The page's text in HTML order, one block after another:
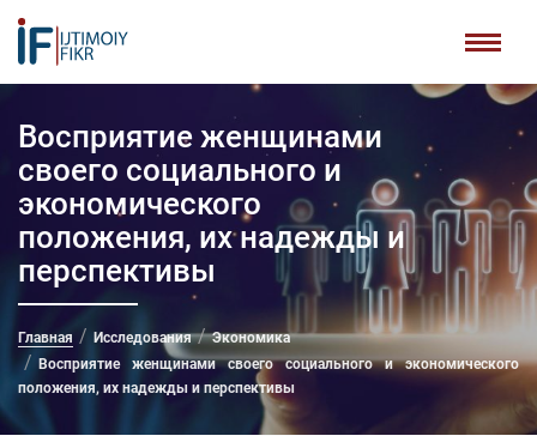
Восприятие женщинами
своего социального и
экономического
положения, их надежды и
перспективы
Главная Исследования
Экономика
Восприятие женщинами своего социального и экономического
положения, их надежды и перспективы